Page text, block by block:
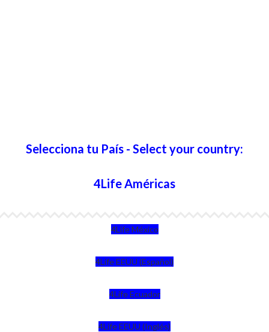
Selecciona tu País - Select your country:
4Life Américas
4Life México
4Life EEUU (Español)
4Life Ecuador
4Life EEUU (Inglés)